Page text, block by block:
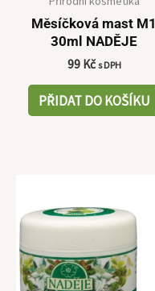
Měsíčková mast M1
30ml NADĚJE
99 Kč s DPH
PŘIDAT DO KOŠÍKU